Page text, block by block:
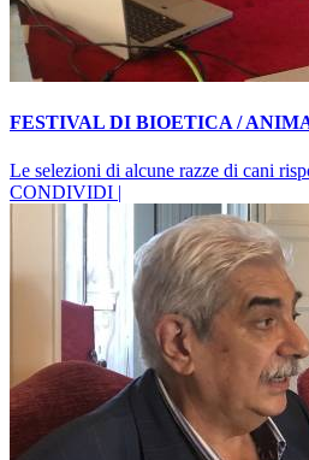
FESTIVAL DI BIOETICA /
Le selezioni di alcune razze di cani
CONDIVIDI |